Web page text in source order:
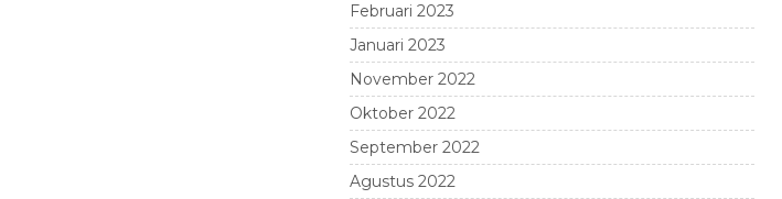
Februari 2023
Januari 2023
November 2022
Oktober 2022
September 2022
Agustus 2022